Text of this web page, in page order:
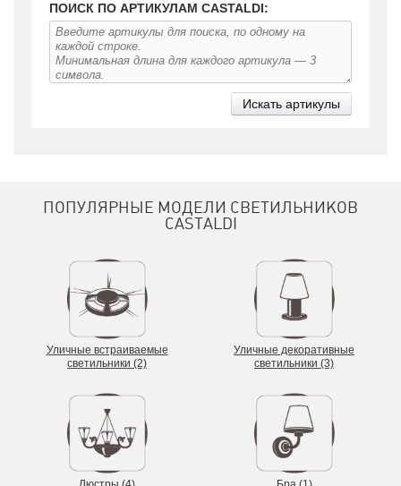
Итальянский бренд сотрудничает со всеми крупными
международными фирмами, занимающимися архитектурой и
дизайном, поэтому светильники CASTALDI LIGHTING
установлены во всем мире в самых известных местах: в Ferrari
Секрет успеха фабрики заключается в постоянном внимании к
дизайну, поэтому с CASTALDI LIGHTING уже много лет
ПОИСК ПО АРТИКУЛАМ CASTALDI:
ПОПУЛЯРНЫЕ МОДЕЛИ СВЕТИЛЬНИКОВ
CASTALDI
Уличные встраиваемые
светильники (2)
Уличные декоративные
светильники (3)